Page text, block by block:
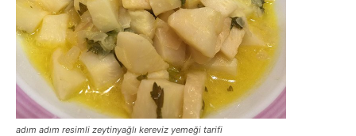
adım adım resimli zeytinyağlı kereviz yemeği tarifi